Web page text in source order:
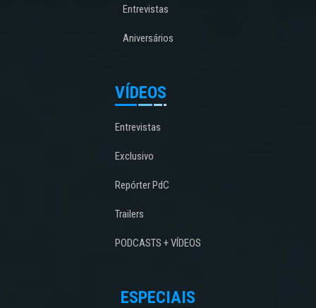
Entrevistas
Aniversários
VÍDEOS
Entrevistas
Exclusivo
Repórter PdC
Trailers
PODCASTS + VÍDEOS
ESPECIAIS